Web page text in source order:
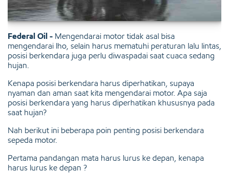
Federal Oil - Mengendarai motor tidak asal bisa
mengendarai lho, selain harus mematuhi peraturan lalu lintas,
posisi berkendara juga perlu diwaspadai saat cuaca sedang
hujan.
Kenapa posisi berkendara harus diperhatikan, supaya
nyaman dan aman saat kita mengendarai motor. Apa saja
posisi berkendara yang harus diperhatikan khususnya pada
saat hujan?
Nah berikut ini beberapa poin penting posisi berkendara
sepeda motor.
Pertama pandangan mata harus lurus ke depan, kenapa
harus lurus ke depan ?